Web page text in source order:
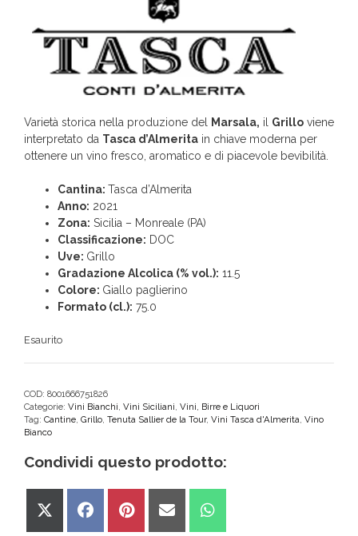
Varietà storica nella produzione del Marsala, il Grillo viene
interpretato da Tasca d’Almerita in chiave moderna per
ottenere un vino fresco, aromatico e di piacevole bevibilità.
Cantina: Tasca d’Almerita
Anno: 2021
Zona: Sicilia – Monreale (PA)
Classificazione: DOC
Uve: Grillo
Gradazione Alcolica (% vol.): 11.5
Colore: Giallo paglierino
Formato (cl.): 75.0
Esaurito
COD: 8001666751826
Categorie: Vini Bianchi, Vini Siciliani, Vini, Birre e Liquori
Tag: Cantine, Grillo, Tenuta Sallier de la Tour, Vini Tasca d'Almerita, Vino
Bianco
Condividi questo prodotto:
Share
Share
Share
Share
Share